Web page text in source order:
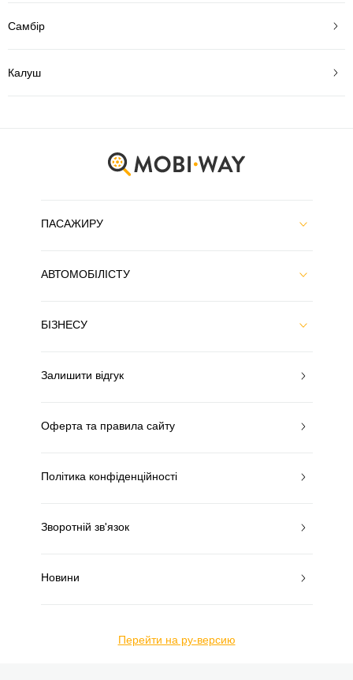
Самбір
Калуш
ПАСАЖИРУ
АВТОМОБІЛІСТУ
БІЗНЕСУ
Залишити відгук
Оферта та правила сайту
Політика конфіденційності
Зворотній зв'язок
Новини
Перейти на ру-версию